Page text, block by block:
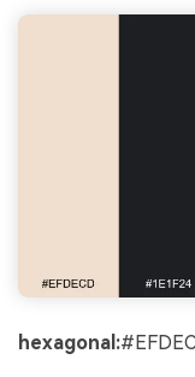
hexagonal: